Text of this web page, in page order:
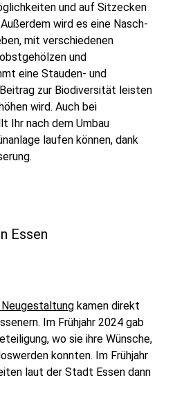
und auf Sitzecken
wird es eine Nasch-
mit verschiedenen
und
eine Stauden- und
zur Biodiversität leisten
wird. Auch bei
Ihr nach dem Umbau
laufen können, dank
Essen
kamen direkt
Im Frühjahr 2024 gab
wo sie ihre Wünsche,
konnten. Im Frühjahr
laut der Stadt Essen dann